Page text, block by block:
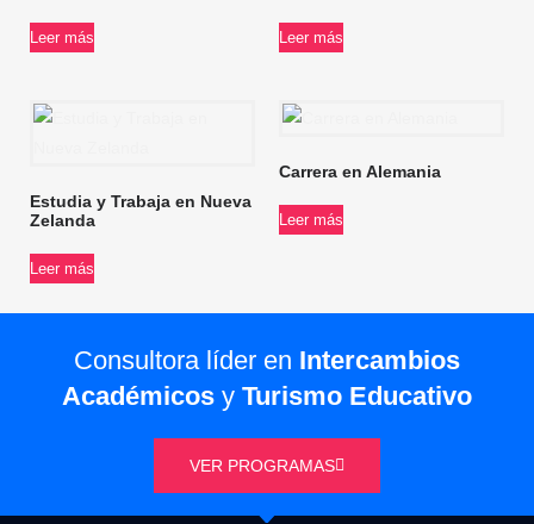
Leer más Leer más
Estudia y Trabaja en Nueva
Zelanda
Leer más
Carrera en Alemania
Leer más
Consultora líder en Intercambios
Académicos y Turismo Educativo
VER PROGRAMAS